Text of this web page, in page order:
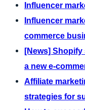
Influencer
Influencer
commerce
[News]
a new e-
Affiliate
strategies for